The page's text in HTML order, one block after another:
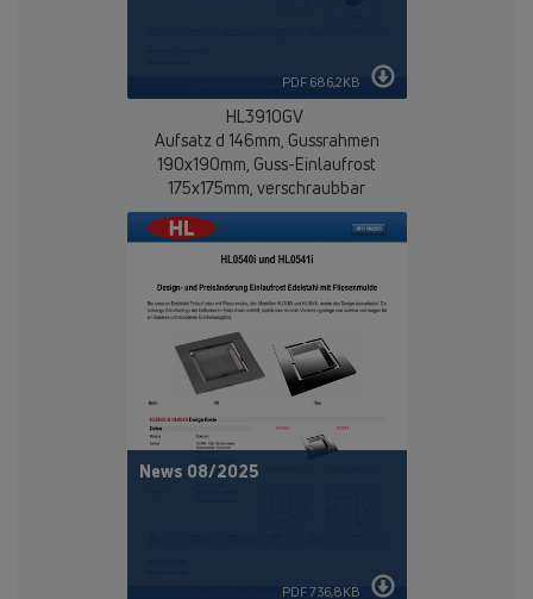
PDF 686,2KB
HL3910GV
Aufsatz d 146mm, Gussrahmen
190x190mm, Guss-Einlaufrost
175x175mm, verschraubbar
News 08/2025
PDF 736,8KB